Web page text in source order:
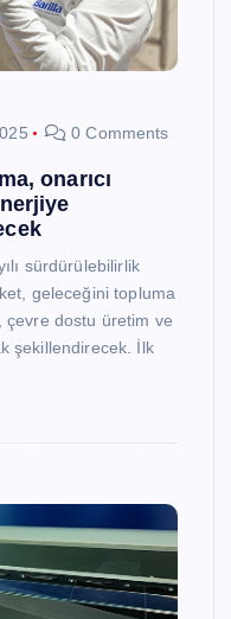
0 Comments
onarıcı
sürdürülebilirlik
geleceğini topluma
çevre dostu üretim ve
şekillendirecek. İlk